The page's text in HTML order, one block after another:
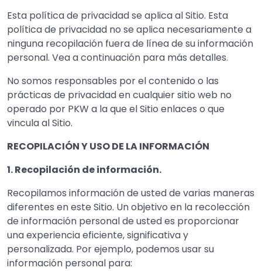
Esta política de privacidad se aplica al Sitio. Esta
política de privacidad no se aplica necesariamente a
ninguna recopilación fuera de línea de su información
personal. Vea a continuación para más detalles.
No somos responsables por el contenido o las
prácticas de privacidad en cualquier sitio web no
operado por PKW a la que el Sitio enlaces o que
vincula al Sitio.
RECOPILACIÓN Y USO DE LA INFORMACIÓN
1. Recopilación de información.
Recopilamos información de usted de varias maneras
diferentes en este Sitio. Un objetivo en la recolección
de información personal de usted es proporcionar
una experiencia eficiente, significativa y
personalizada. Por ejemplo, podemos usar su
información personal para: